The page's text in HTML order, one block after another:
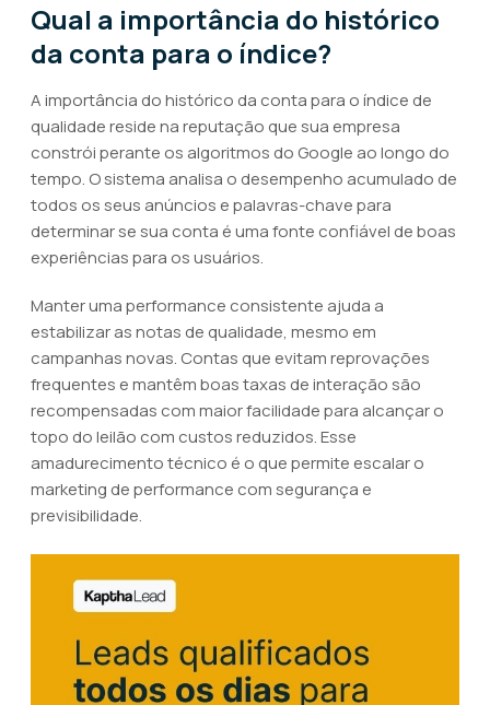
Qual a importância do histórico
da conta para o índice?
A importância do histórico da conta para o índice de
qualidade reside na reputação que sua empresa
constrói perante os algoritmos do Google ao longo do
tempo. O sistema analisa o desempenho acumulado de
todos os seus anúncios e palavras-chave para
determinar se sua conta é uma fonte confiável de boas
experiências para os usuários.
Manter uma performance consistente ajuda a
estabilizar as notas de qualidade, mesmo em
campanhas novas. Contas que evitam reprovações
frequentes e mantêm boas taxas de interação são
recompensadas com maior facilidade para alcançar o
topo do leilão com custos reduzidos. Esse
amadurecimento técnico é o que permite escalar o
marketing de performance com segurança e
previsibilidade.